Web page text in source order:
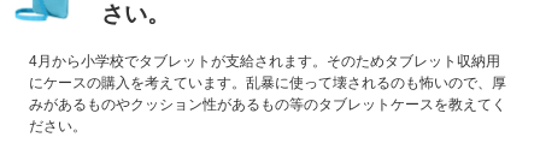
さい。
4月から小学校でタブレットが支給されます。そのためタブレット収納用
にケースの購入を考えています。乱暴に使って壊されるのも怖いので、厚
みがあるものやクッション性があるもの等のタブレットケースを教えてく
ださい。